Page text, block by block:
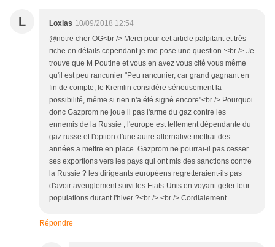
L Loxias 10/09/2018 12:54
@notre cher OG<br /> Merci pour cet article palpitant et très
riche en détails cependant je me pose une question :<br /> Je
trouve que M Poutine et vous en avez vous cité vous même
qu'il est peu rancunier "Peu rancunier, car grand gagnant en
fin de compte, le Kremlin considère sérieusement la
possibilité, même si rien n'a été signé encore"<br /> Pourquoi
donc Gazprom ne joue il pas l'arme du gaz contre les
ennemis de la Russie , l'europe est tellement dépendante du
gaz russe et l'option d'une autre alternative mettrai des
années a mettre en place. Gazprom ne pourrai-il pas cesser
ses exportions vers les pays qui ont mis des sanctions contre
la Russie ? les dirigeants européens regretteraient-ils pas
d'avoir aveuglement suivi les Etats-Unis en voyant geler leur
populations durant l'hiver ?<br /> <br /> Cordialement
Répondre